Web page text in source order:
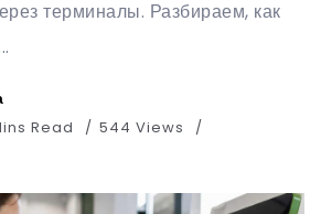
терминалы. Разбираем, как
Read
544 Views